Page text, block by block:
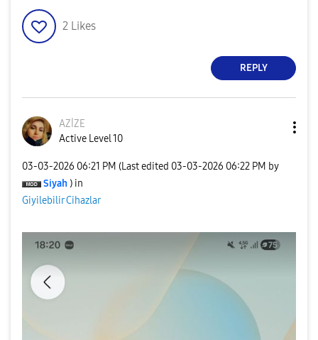
2 Likes
REPLY
AZİZE
Active Level 10
‎03-03-2026 06:21 PM (Last edited ‎03-03-2026 06:22 PM by
Siyah ) in
Giyilebilir Cihazlar